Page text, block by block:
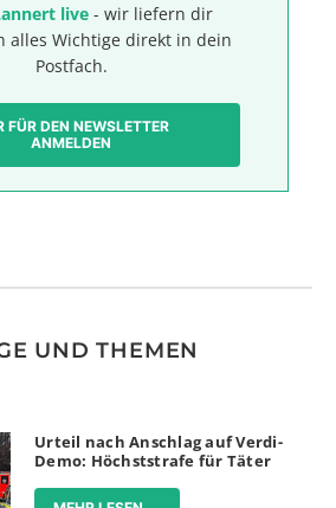
live- wir liefern dir
alles Wichtige direkt in dein
Postfach.
FÜR DEN NEWSLETTER
ANMELDEN
UND THEMEN
Urteil nach Anschlag auf Verdi-
Demo: Höchststrafe für Täter